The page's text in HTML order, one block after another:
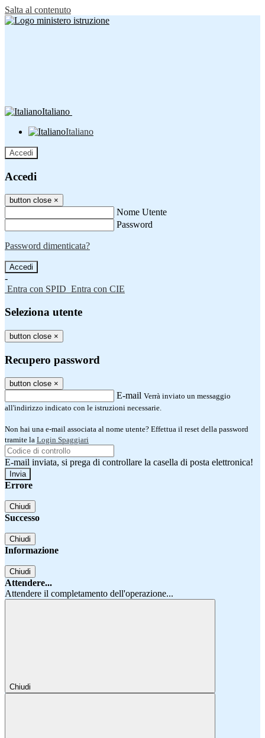
Salta al contenuto
Italiano
Italiano
Accedi
Accedi
button close ×
Nome Utente
Password
Password dimenticata?
-
Entra con SPID Entra con CIE
Seleziona utente
button close ×
Recupero password
button close ×
E-mail Verrà inviato un messaggio
all'indirizzo indicato con le istruzioni necessarie.
Non hai una e-mail associata al nome utente? Effettua il reset della password
tramite la Login Spaggiari
E-mail inviata, si prega di controllare la casella di posta elettronica!
Errore
Chiudi
Successo
Chiudi
Informazione
Chiudi
Attendere...
Attendere il completamento dell'operazione...
Chiudi